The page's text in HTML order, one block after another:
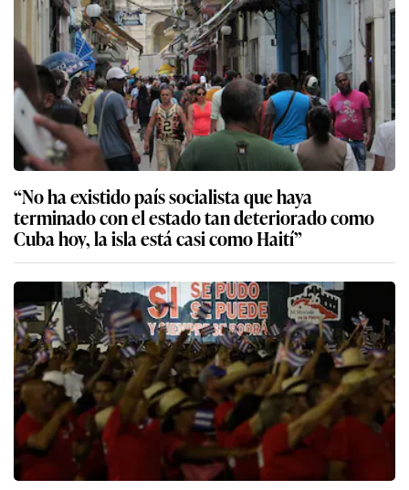
“No ha existido país socialista que haya
terminado con el estado tan deteriorado como
Cuba hoy, la isla está casi como Haití”